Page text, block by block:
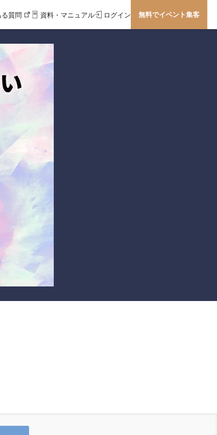
る質問 資料・マニュアル ログイン 無料でイベント集客